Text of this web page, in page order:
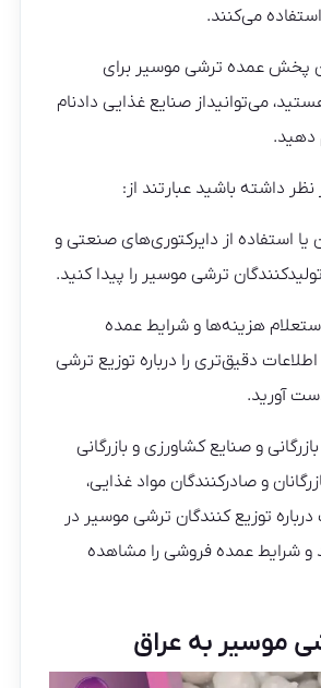
می‌کنند.
پخش عمده ترشی موسیر برای
می‌توانیداز صنایع غذایی دادنام
دهید.
داشته باشید عبارتند از:
یا استفاده از دایرکتوری‌های صنعتی و
ترشی موسیر را پیدا کنید.
استعلام هزینه‌ها و شرایط عمده
دقیق‌تری را درباره توزیع ترشی
آورید.
و صنایع کشاورزی و بازرگانی
و صادرکنندگان مواد غذایی،
درباره توزیع کنندگان ترشی موسیر در
و شرایط عمده فروشی را مشاهده
موسیر به عراق